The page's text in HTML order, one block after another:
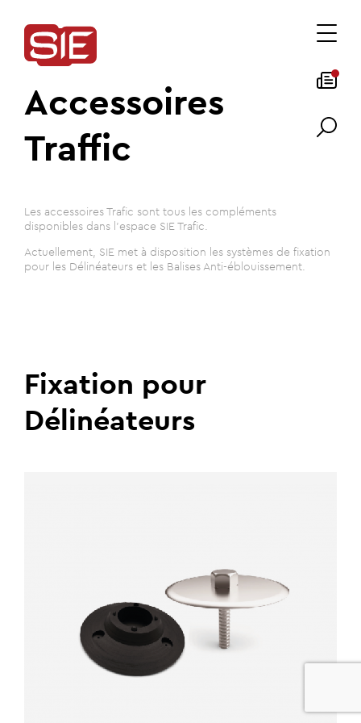
Accessoires
Traffic
Les accessoires Trafic sont tous les compléments
disponibles dans l'espace SIE Trafic.
Actuellement, SIE met à disposition les systèmes de fixation
pour les Délinéateurs et les Balises Anti-éblouissement.
Fixation pour
Délinéateurs